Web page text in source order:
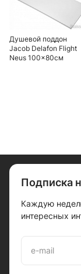
Душевой поддон
Jacob Delafon Flight
Neus 100x80см
Подписка
Каждую
интересных